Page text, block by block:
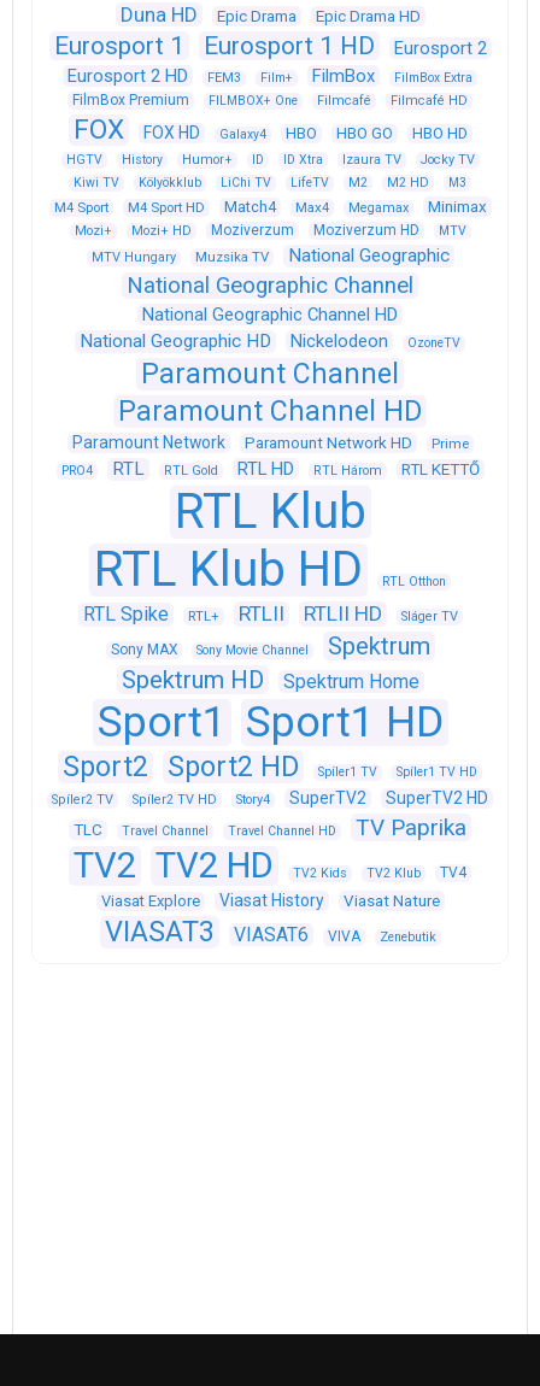
Duna HD
Epic Drama Epic Drama HD
Eurosport 1 Eurosport 1 HD
Eurosport 2
Eurosport 2 HD
FEM3 Film+ FilmBox FilmBox Extra
FilmBox Premium FILMBOX+ One Filmcafé Filmcafé HD
FOX FOX HD Galaxy4 HBO HBO GO HBO HD
HGTV History Humor+ ID ID Xtra Izaura TV
Jocky TV
Kiwi TV
Kölyökklub LiChi TV LifeTV M2 M2 HD M3
M4 Sport M4 Sport HD Match4 Max4 Megamax Minimax
Mozi+ Mozi+ HD Moziverzum Moziverzum HD
MTV
MTV Hungary
Muzsika TV National Geographic
National Geographic Channel
National Geographic Channel HD
National Geographic HD
Nickelodeon OzoneTV
Paramount Channel
Paramount Channel HD
Paramount Network Paramount Network HD Prime
PRO4 RTL RTL Gold RTL HD RTL Három RTL KETTŐ
RTL Klub
RTL Klub HD
RTL Otthon
RTL Spike RTL+ RTLII RTLII HD Sláger TV
Sony MAX Sony Movie Channel
Spektrum
Spektrum HD
Spektrum Home
Sport1 Sport1 HD
Sport2 Sport2 HD Spíler1 TV
Spíler1 TV HD
Spíler2 TV
Spíler2 TV HD Story4 SuperTV2 SuperTV2 HD
TLC Travel Channel Travel Channel HD TV Paprika
TV2 TV2 HD TV2 Kids TV2 Klub TV4
Viasat Explore Viasat History Viasat Nature
VIASAT3 VIASAT6 VIVA Zenebutik